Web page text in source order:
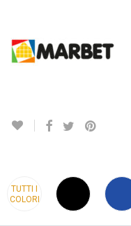
TUTTI I
COLORI